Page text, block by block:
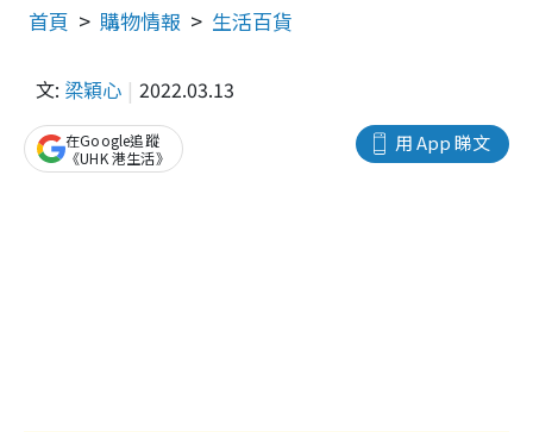
首頁 購物情報 生活百貨
文: 梁穎心 2022.03.13
用 App 睇文
在Google追蹤
《UHK 港生活》